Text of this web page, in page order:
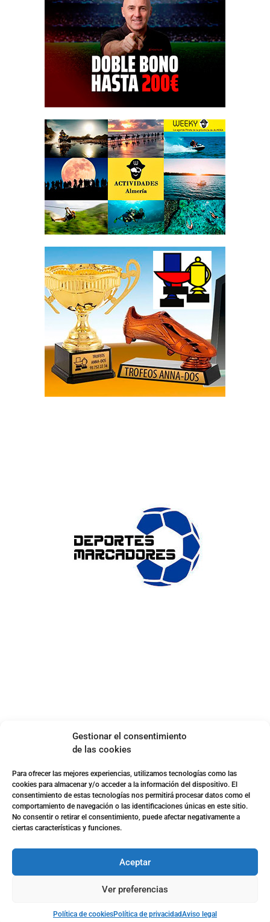
Gestionar el consentimiento
de las cookies
Para ofrecer las mejores experiencias, utilizamos tecnologías como las
cookies para almacenar y/o acceder a la información del dispositivo. El
consentimiento de estas tecnologías nos permitirá procesar datos como el
comportamiento de navegación o las identificaciones únicas en este sitio.
No consentir o retirar el consentimiento, puede afectar negativamente a
ciertas características y funciones.
Aceptar
Ver preferencias
Política de cookiesPolítica de privacidadAviso legal
Apuesta con responsabilidad
Página web desarrollada por Surática Software🤖